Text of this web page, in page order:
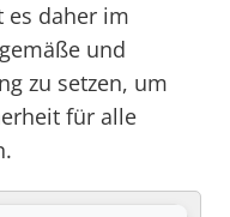
es daher im
und
zu setzen, um
für alle